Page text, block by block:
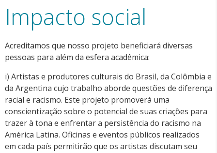
Impacto social
Acreditamos que nosso projeto beneficiará diversas
pessoas para além da esfera acadêmica:
i) Artistas e produtores culturais do Brasil, da Colômbia e
da Argentina cujo trabalho aborde questões de diferença
racial e racismo. Este projeto promoverá uma
conscientização sobre o potencial de suas criações para
trazer à tona e enfrentar a persistência do racismo na
América Latina. Oficinas e eventos públicos realizados
em cada país permitirão que os artistas discutam seu